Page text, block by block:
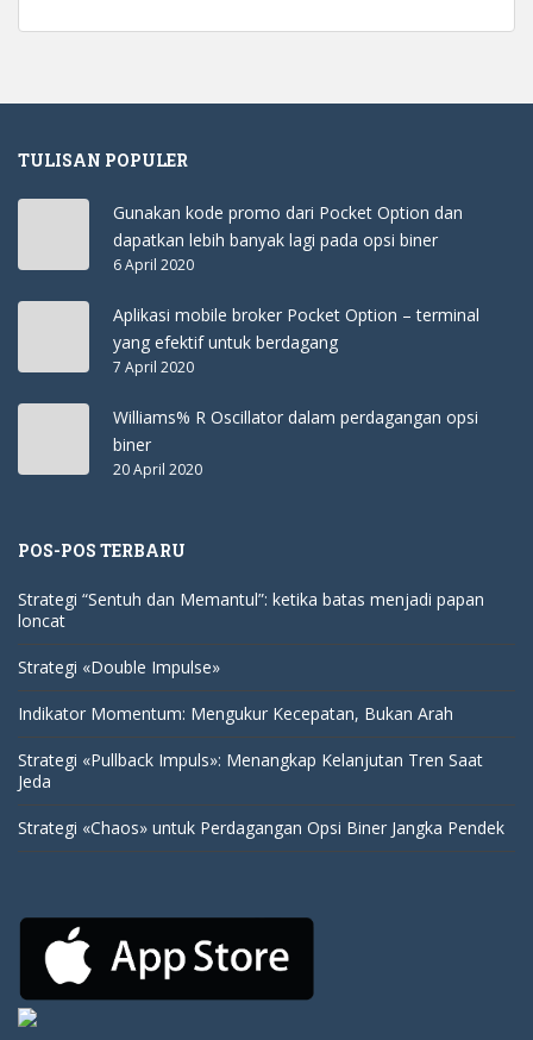
TULISAN POPULER
Gunakan kode promo dari Pocket Option dan
dapatkan lebih banyak lagi pada opsi biner
6 April 2020
Aplikasi mobile broker Pocket Option – terminal
yang efektif untuk berdagang
7 April 2020
Williams% R Oscillator dalam perdagangan opsi
biner
20 April 2020
POS-POS TERBARU
Strategi “Sentuh dan Memantul”: ketika batas menjadi papan
loncat
Strategi «Double Impulse»
Indikator Momentum: Mengukur Kecepatan, Bukan Arah
Strategi «Pullback Impuls»: Menangkap Kelanjutan Tren Saat
Jeda
Strategi «Chaos» untuk Perdagangan Opsi Biner Jangka Pendek